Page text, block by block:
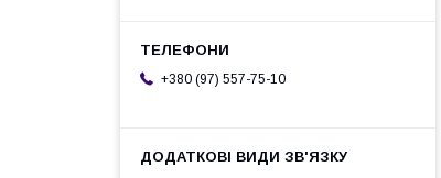
+380 (97) 557-75-10